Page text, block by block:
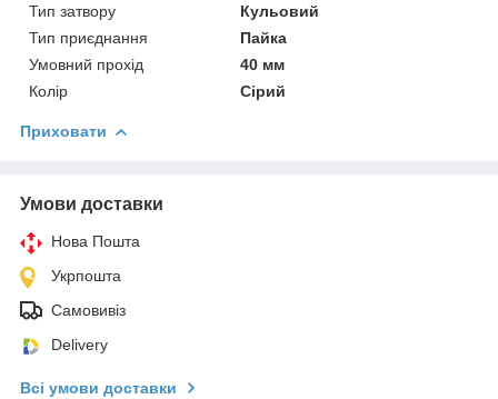
Тип затвору
Кульовий
Тип приєднання
Пайка
Умовний прохід
40 мм
Колір
Сірий
Приховати
Умови доставки
Нова Пошта
Укрпошта
Самовивіз
Delivery
Всі умови доставки